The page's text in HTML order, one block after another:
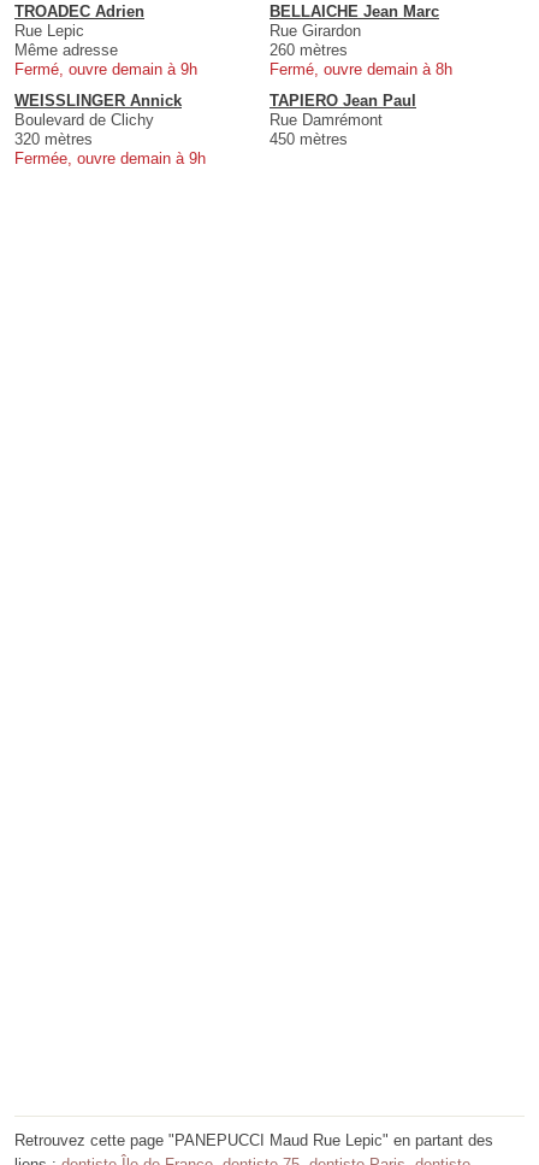
TROADEC Adrien
Rue Lepic
Même adresse
Fermé, ouvre demain à 9h
BELLAICHE Jean Marc
Rue Girardon
260 mètres
Fermé, ouvre demain à 8h
WEISSLINGER Annick
Boulevard de Clichy
320 mètres
Fermée, ouvre demain à 9h
TAPIERO Jean Paul
Rue Damrémont
450 mètres
Retrouvez cette page "PANEPUCCI Maud Rue Lepic" en partant des